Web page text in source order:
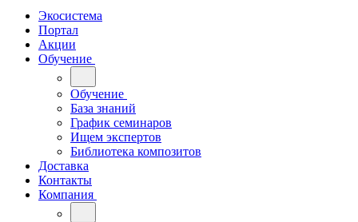
Экосистема
Портал
Акции
Обучение
Обучение
База знаний
График семинаров
Ищем экспертов
Библиотека композитов
Доставка
Контакты
Компания